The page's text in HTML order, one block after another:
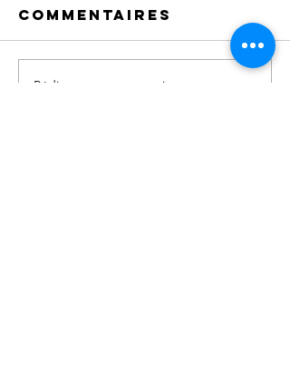
𝐏𝐨𝐮𝐫𝐬𝐮𝐢𝐭𝐞 𝐝𝐞 𝐥'𝐀𝐱𝐞𝐋𝐞𝐚𝐧
Commentaires
Rédigez un commentaire...